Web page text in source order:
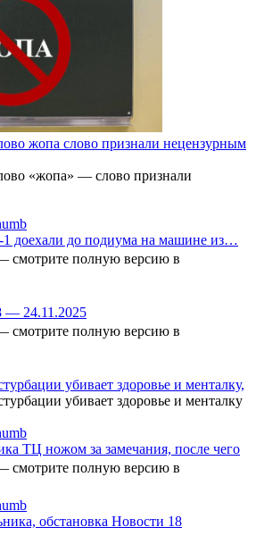
жопа слово признали нецензурным
«жопа» — слово признали
доехали до подиума на машине из…
смотрите полную версию в
— 24.11.2025
смотрите полную версию в
убивает здоровье и менталку,
убивает здоровье и менталку
ТЦ ножом за замечания, после чего
смотрите полную версию в
обстановка Новости 18